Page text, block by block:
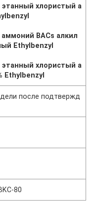
хлористый а
BACs алкил
Ethylbenzyl
хлористый а
Ethylbenzyl
после подтвержд
80